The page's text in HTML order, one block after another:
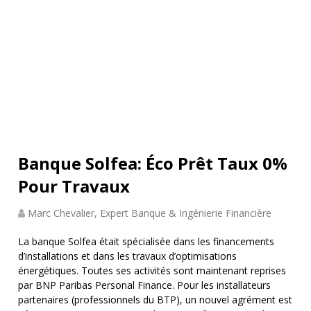
Banque Solfea: Éco Prêt Taux 0%
Pour Travaux
Marc Chevalier, Expert Banque & Ingénierie Financière
La banque Solfea était spécialisée dans les financements
d’installations et dans les travaux d’optimisations
énergétiques. Toutes ses activités sont maintenant reprises
par BNP Paribas Personal Finance. Pour les installateurs
partenaires (professionnels du BTP), un nouvel agrément est